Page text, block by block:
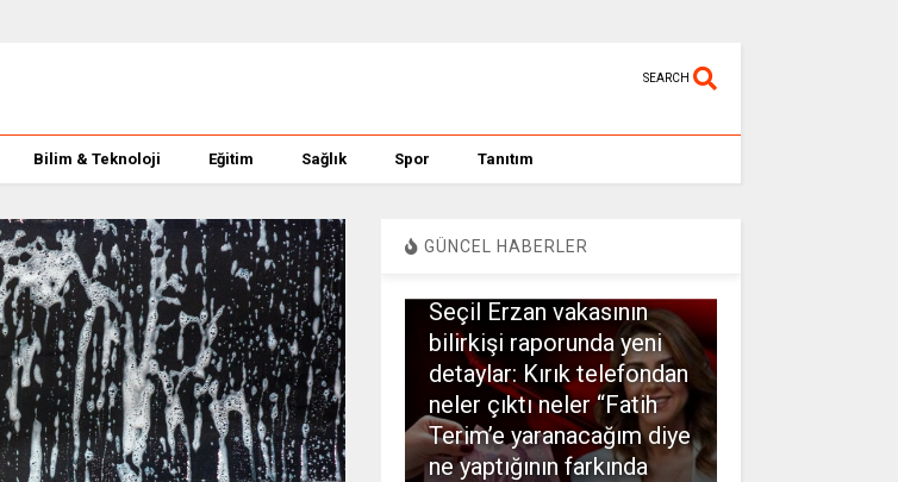
SEARCH
Bilim & Teknoloji Eğitim Sağlık Spor Tanıtım
GÜNCEL HABERLER
Seçil Erzan vakasının
bilirkişi raporunda yeni
detaylar: Kırık telefondan
neler çıktı neler “Fatih
Terim’e yaranacağım diye
ne yaptığının farkında